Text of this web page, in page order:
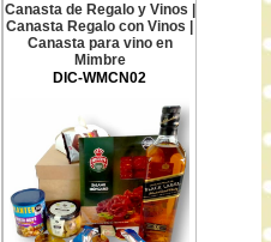
Canasta de Regalo y Vinos |
Canasta Regalo con Vinos |
Canasta para vino en
Mimbre
DIC-WMCN02